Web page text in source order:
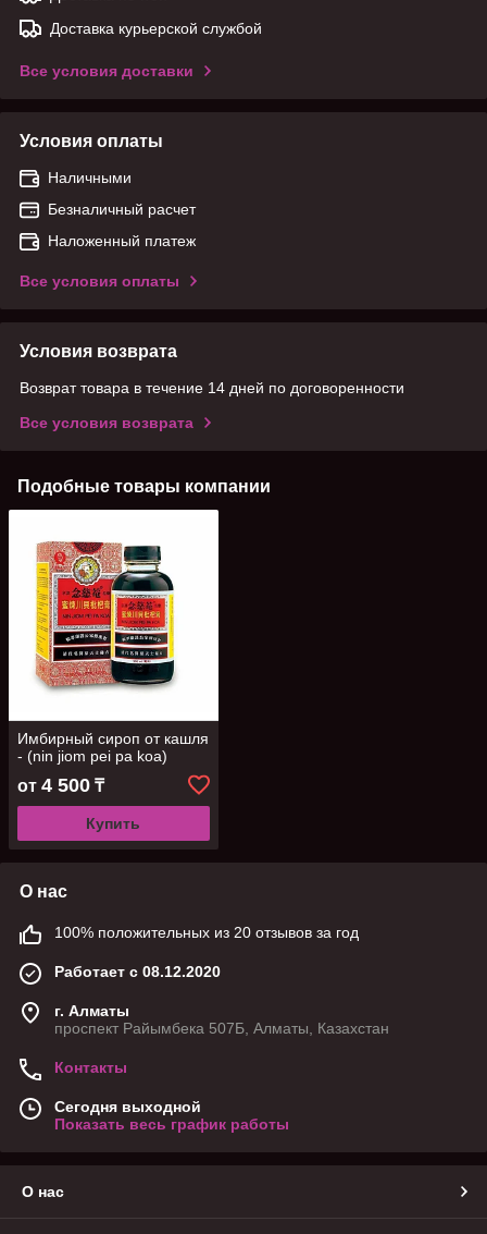
Доставка курьерской службой
Все условия доставки
Условия оплаты
Наличными
Безналичный расчет
Наложенный платеж
Все условия оплаты
Условия возврата
Возврат товара в течение 14 дней по договоренности
Все условия возврата
Подобные товары компании
Имбирный сироп от кашля
- (nin jiom pei pa koa)
от 4 500 ₸
Купить
О нас
100% положительных из 20 отзывов за год
Работает с 08.12.2020
г. Алматы
проспект Райымбека 507Б, Алматы, Казахстан
Контакты
Сегодня выходной
Показать весь график работы
О нас